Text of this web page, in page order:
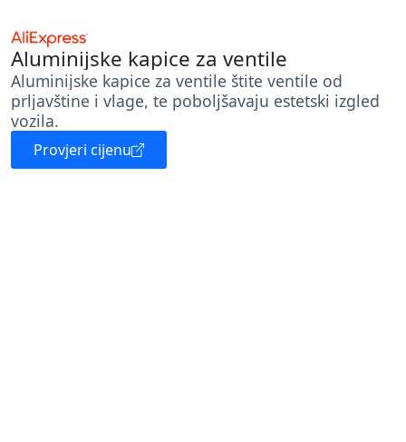
Aluminijske kapice za ventile
Aluminijske kapice za ventile štite ventile od
prljavštine i vlage, te poboljšavaju estetski izgled
vozila.
Provjeri cijenu